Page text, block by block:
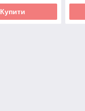
Купити